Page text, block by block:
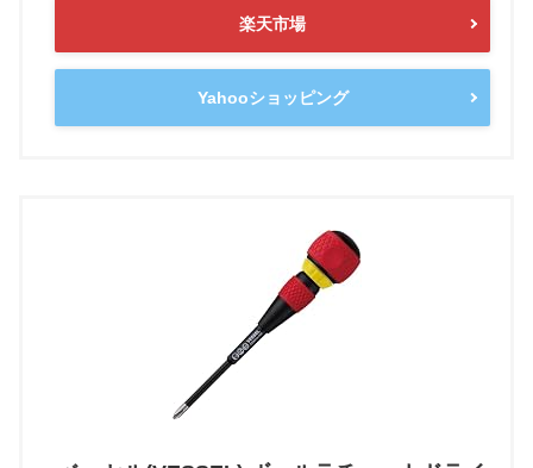
楽天市場
Yahooショッピング